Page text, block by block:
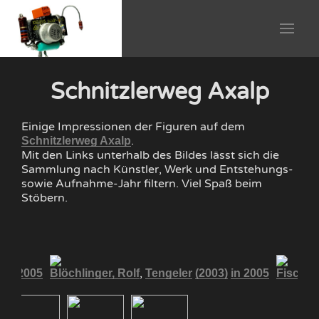
Schnitzlerweg Axalp
Einige Impressionen der Figuren auf dem
Schnitzlerweg Axalp.
Mit den Links unterhalb des Bildes lässt sich die
Sammlung nach Künstler, Werk und Entstehungs-
sowie Aufnahme-Jahr filtern. Viel Spaß beim
Stöbern.
in 2005 Blöchlinger, Rolf, Tengeler (2003) in 2005